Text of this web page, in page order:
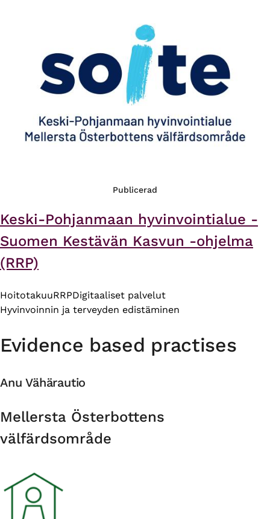
Publicerad
Keski-Pohjanmaan hyvinvointialue -
Suomen Kestävän Kasvun -ohjelma
(RRP)
HoitotakuuRRPDigitaaliset palvelut
Hyvinvoinnin ja terveyden edistäminen
Evidence based practises
Anu Vähärautio
Organisation
Mellersta Österbottens
välfärdsområde